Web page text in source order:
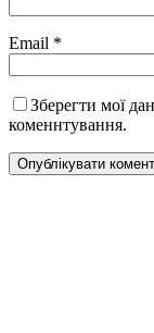
Email *
Зберегти мої
коменнтування.